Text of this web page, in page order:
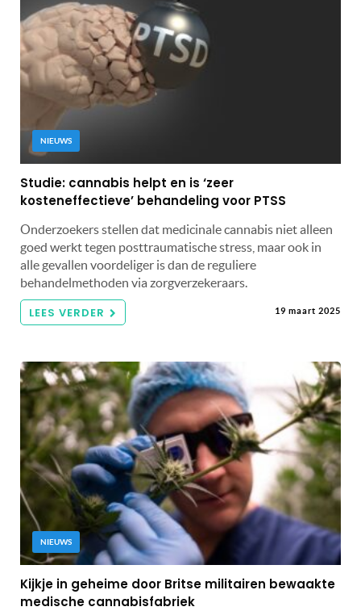
NIEUWS
Studie: cannabis helpt en is ‘zeer
kosteneffectieve’ behandeling voor PTSS
Onderzoekers stellen dat medicinale cannabis niet alleen
goed werkt tegen posttraumatische stress, maar ook in
alle gevallen voordeliger is dan de reguliere
behandelmethoden via zorgverzekeraars.
LEES VERDER 19 maart 2025
NIEUWS
Kijkje in geheime door Britse militairen bewaakte
medische cannabisfabriek